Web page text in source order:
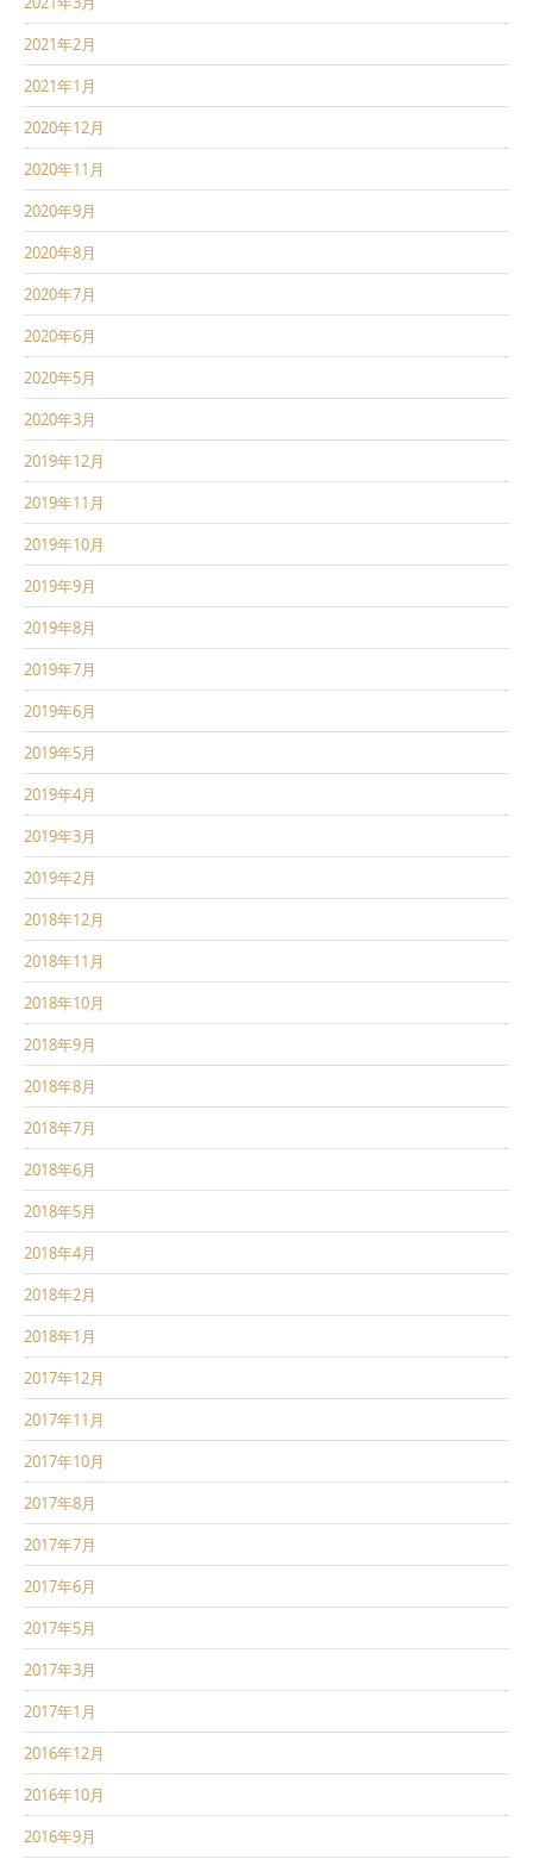
2021年2月
2021年1月
2020年12月
2020年11月
2020年9月
2020年8月
2020年7月
2020年6月
2020年5月
2020年3月
2019年12月
2019年11月
2019年10月
2019年9月
2019年8月
2019年7月
2019年6月
2019年5月
2019年4月
2019年3月
2019年2月
2018年12月
2018年11月
2018年10月
2018年9月
2018年8月
2018年7月
2018年6月
2018年5月
2018年4月
2018年2月
2018年1月
2017年12月
2017年11月
2017年10月
2017年8月
2017年7月
2017年6月
2017年5月
2017年3月
2017年1月
2016年12月
2016年10月
2016年9月